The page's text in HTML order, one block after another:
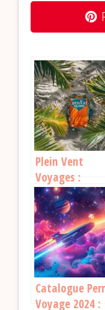
Plein Vent
Voyages :
Pourquoi
cette agence
vos prochaines
vacances ?
Catalogue
Voyage 2024 :